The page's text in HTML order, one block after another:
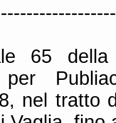
65
per
nel tratto